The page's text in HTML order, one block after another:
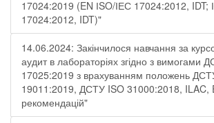
17024:2019 (EN ІSO/ІЕС 17024:2012, IDT;
17024:2012, IDT)"
14.06.2024: Закінчилося навчання за
аудит в лабораторіях згідно з вимогами
17025:2019 з врахуванням положень
19011:2019, ДСТУ ISO 31000:2018, ILAC,
рекомендацій"